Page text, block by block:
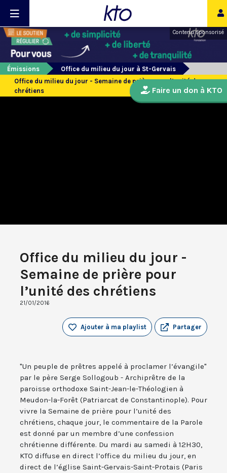
Contenu sponsorisé
Émissions
Office du milieu du jour à St-Gervais
Office du milieu du jour - Semaine de prière pour l’unité des
chrétiens
Office du milieu du jour -
Semaine de prière pour
l’unité des chrétiens
21/01/2016
Partager
Ajouter à ma playlist
"Un peuple de prêtres appelé à proclamer l’évangile"
par le père Serge Sollogoub - Archiprêtre de la
paroisse orthodoxe Saint-Jean-le-Théologien à
Meudon-la-Forêt (Patriarcat de Constantinople). Pour
vivre la Semaine de prière pour l’unité des
chrétiens, chaque jour, le commentaire de la Parole
est donné par un membre d’une confession
chrétienne différente. Du mardi au samedi à 12H30,
KTO diffuse en direct l’office du milieu du jour, en
direct de l’église Saint-Gervais-Saint-Protais (Paris
Faire un don à KTO